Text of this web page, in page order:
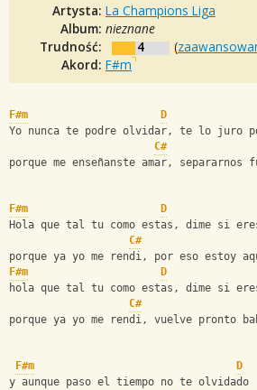
Artysta: La Champions Liga
Album: nieznane
Trudność:
4 (
Akord: F#m
F#m D
Yo nunca te podre olvidar, te lo juro
C#
porque me enseñanste amar, separarnos
F#m D
Hola que tal tu como estas, dime si
C#
porque ya yo me rendi, por eso estoy
F#m
D
hola que tal tu como estas, dime si
C#
porque ya yo me rendi, vuelve pronto
F#m
D
y aunque paso el tiempo no te olvidado